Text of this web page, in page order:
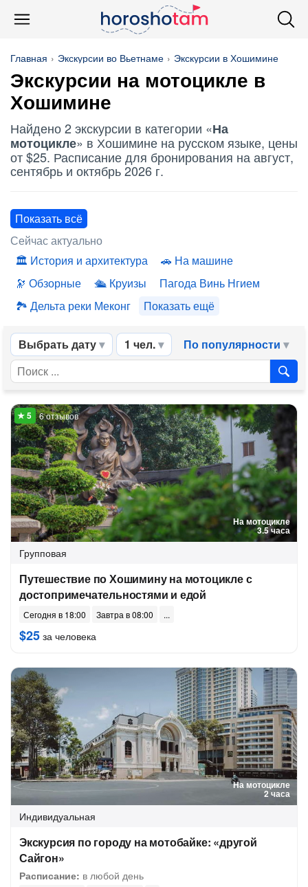
Главная Экскурсии во Вьетнаме Экскурсии в Хошимине
Экскурсии на мотоцикле в
Хошимине
Найдено 2 экскурсии в категории «На
мотоцикле» в Хошимине на русском языке, цены
от $25. Расписание для бронирования на август,
сентябрь и октябрь 2026 г.
Показать всё
Сейчас актуально
История и архитектура
На машине
Обзорные
Круизы
Пагода Винь Нгием
Дельта реки Меконг
Показать ещё
Выбрать дату 1 чел. По популярности
На мотоцикле
3.5 часа
6 отзывов
Групповая
Путешествие по Хошимину на мотоцикле с
достопримечательностями и едой
Сегодня в 18:00 Завтра в 08:00
$25 за человека
На мотоцикле
2 часа
Индивидуальная
Экскурсия по городу на мотобайке: «другой
Сайгон»
Расписание: в любой день